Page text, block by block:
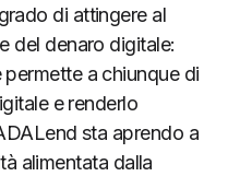
di attingere al
del denaro digitale:
a chiunque di
e renderlo
sta aprendo a
alimentata dalla